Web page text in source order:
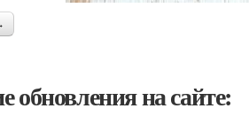
обновления на сайте: